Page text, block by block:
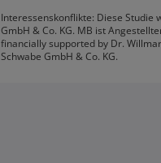
Interessenskonflikte: Diese Studie
GmbH & Co. KG. MB ist
financially supported by Dr.
Schwabe GmbH & Co. KG.